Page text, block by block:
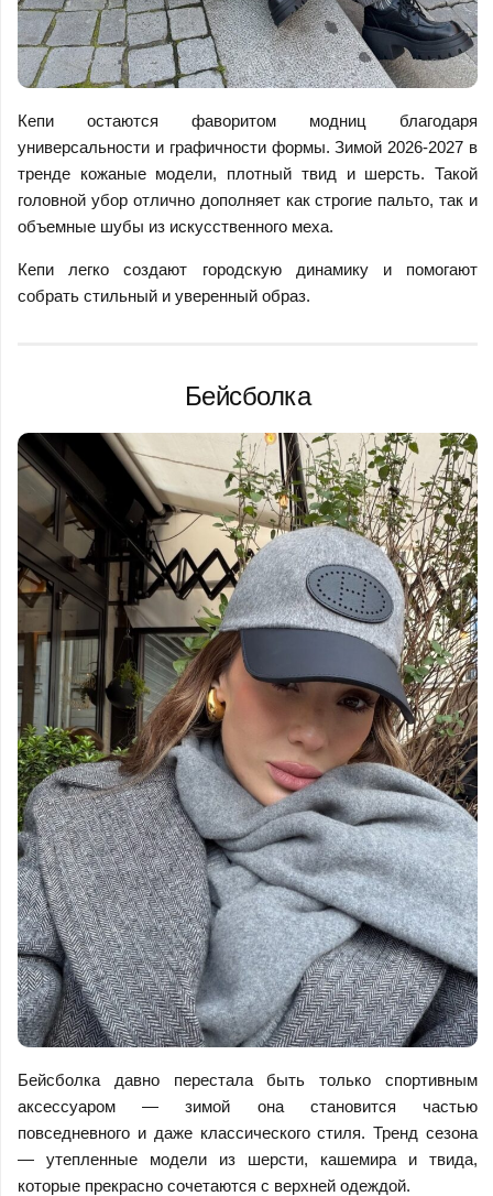
Кепи остаются фаворитом модниц благодаря
универсальности и графичности формы. Зимой 2026-2027 в
тренде кожаные модели, плотный твид и шерсть. Такой
головной убор отлично дополняет как строгие пальто, так и
объемные шубы из искусственного меха.
Кепи легко создают городскую динамику и помогают
собрать стильный и уверенный образ.
Бейсболка
Бейсболка давно перестала быть только спортивным
аксессуаром — зимой она становится частью
повседневного и даже классического стиля. Тренд сезона
— утепленные модели из шерсти, кашемира и твида,
которые прекрасно сочетаются с верхней одеждой.